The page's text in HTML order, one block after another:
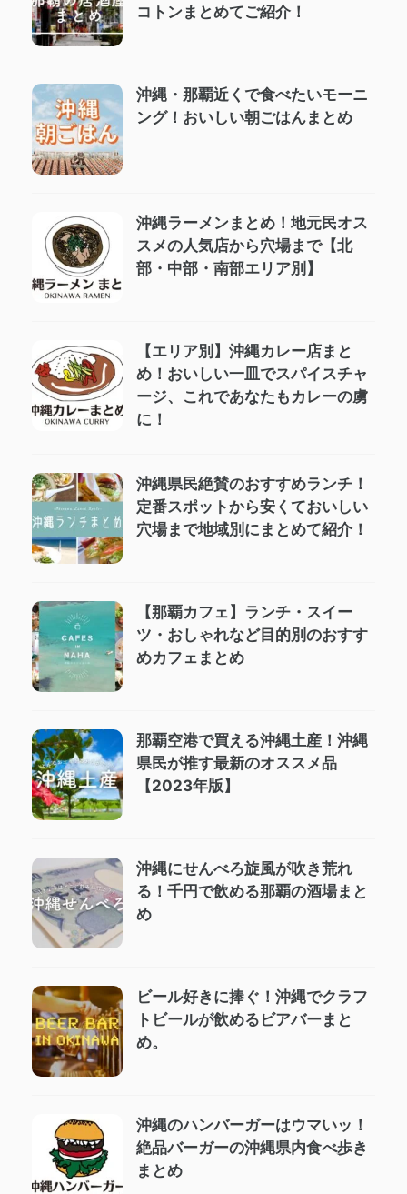
コトンまとめてご紹介！
沖縄・那覇近くで食べたいモーニ
ング！おいしい朝ごはんまとめ
沖縄ラーメンまとめ！地元民オス
スメの人気店から穴場まで【北
部・中部・南部エリア別】
【エリア別】沖縄カレー店まと
め！おいしい一皿でスパイスチャ
ージ、これであなたもカレーの虜
に！
沖縄県民絶賛のおすすめランチ！
定番スポットから安くておいしい
穴場まで地域別にまとめて紹介！
【那覇カフェ】ランチ・スイー
ツ・おしゃれなど目的別のおすす
めカフェまとめ
那覇空港で買える沖縄土産！沖縄
県民が推す最新のオススメ品
【2023年版】
沖縄にせんべろ旋風が吹き荒れ
る！千円で飲める那覇の酒場まと
め
ビール好きに捧ぐ！沖縄でクラフ
トビールが飲めるビアバーまと
め。
沖縄のハンバーガーはウマいッ！
絶品バーガーの沖縄県内食べ歩き
まとめ